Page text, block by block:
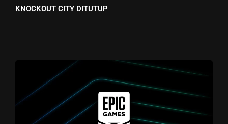
KNOCKOUT CITY DITUTUP